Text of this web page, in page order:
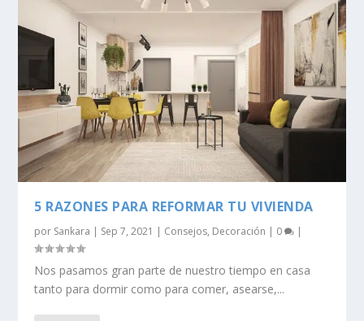
5 RAZONES PARA REFORMAR TU VIVIENDA
por Sankara | Sep 7, 2021 | Consejos, Decoración | 0 |
Nos pasamos gran parte de nuestro tiempo en casa
tanto para dormir como para comer, asearse,...